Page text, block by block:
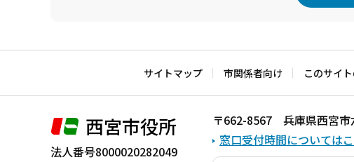
文
で
サイトマップ 市関係者向け このサイ
西宮市役所
法人番号8000020282049
〒662-8567 兵庫県西宮市
窓口受付時間については